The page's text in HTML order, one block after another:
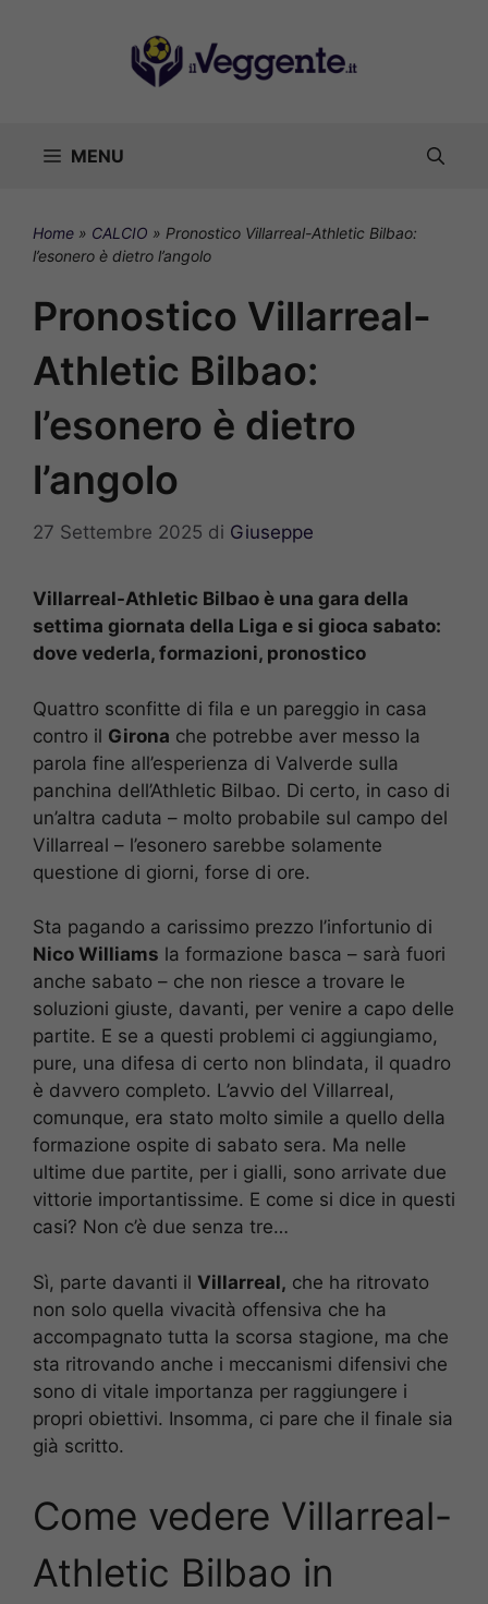
MENU
Home » CALCIO » Pronostico Villarreal-Athletic Bilbao:
l’esonero è dietro l’angolo
Pronostico Villarreal-
Athletic Bilbao:
l’esonero è dietro
l’angolo
27 Settembre 2025 di Giuseppe
Villarreal-Athletic Bilbao è una gara della
settima giornata della Liga e si gioca sabato:
dove vederla, formazioni, pronostico
Quattro sconfitte di fila e un pareggio in casa
contro il Girona che potrebbe aver messo la
parola fine all’esperienza di Valverde sulla
panchina dell’Athletic Bilbao. Di certo, in caso di
un’altra caduta – molto probabile sul campo del
Villarreal – l’esonero sarebbe solamente
questione di giorni, forse di ore.
Sta pagando a carissimo prezzo l’infortunio di
Nico Williams la formazione basca – sarà fuori
anche sabato – che non riesce a trovare le
soluzioni giuste, davanti, per venire a capo delle
partite. E se a questi problemi ci aggiungiamo,
pure, una difesa di certo non blindata, il quadro
è davvero completo. L’avvio del Villarreal,
comunque, era stato molto simile a quello della
formazione ospite di sabato sera. Ma nelle
ultime due partite, per i gialli, sono arrivate due
vittorie importantissime. E come si dice in questi
casi? Non c’è due senza tre…
Sì, parte davanti il Villarreal, che ha ritrovato
non solo quella vivacità offensiva che ha
accompagnato tutta la scorsa stagione, ma che
sta ritrovando anche i meccanismi difensivi che
sono di vitale importanza per raggiungere i
propri obiettivi. Insomma, ci pare che il finale sia
già scritto.
Come vedere Villarreal-
Athletic Bilbao in